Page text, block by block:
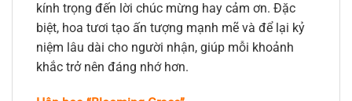
kính trọng đến lời chúc mừng hay cảm ơn. Đặc
biệt, hoa tươi tạo ấn tượng mạnh mẽ và để lại kỷ
niệm lâu dài cho người nhận, giúp mỗi khoảnh
khắc trở nên đáng nhớ hơn.